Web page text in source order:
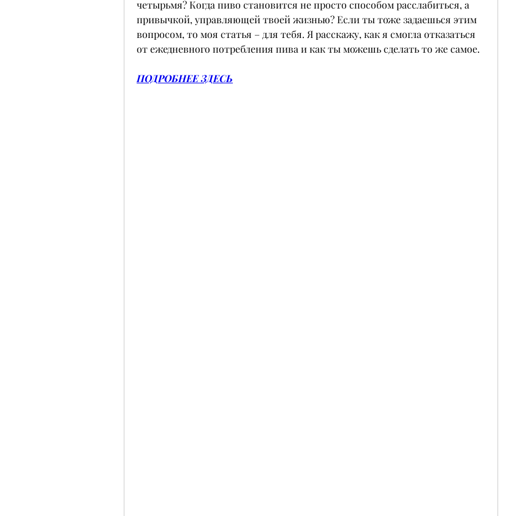
четырьмя? Когда пиво становится не просто способом расслабиться, а
привычкой, управляющей твоей жизнью? Если ты тоже задаешься этим
вопросом, то моя статья – для тебя. Я расскажу, как я смогла отказаться
от ежедневного потребления пива и как ты можешь сделать то же самое.
ПОДРОБНЕЕ ЗДЕСЬ